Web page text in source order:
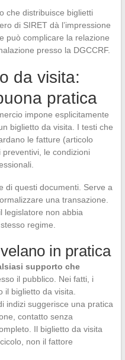
che distribuisce biglietti
di SIRET dà l’impressione
può complicare la relazione
presso la DGCCRF.
da visita:
pratica
impone esplicitamente
biglietto da visita. I testi che
le fatture (articolo
le condizioni
di questi documenti. Serve a
una transazione.
legislatore non abbia
regime.
in pratica
supporto che
il pubblico. Nei fatti, i
biglietto da visita.
indizi suggerisce una pratica
contatto senza
Il biglietto da visita
non il fattore